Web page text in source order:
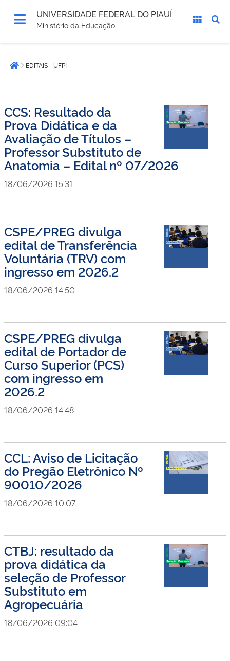
UNIVERSIDADE FEDERAL DO PIAUÍ
Ministério da Educação
está
aqui:Página inicial
EDITAIS - UFPI
CCS: Resultado da
Prova Didática e da
Avaliação de Títulos –
Professor Substituto de
Anatomia – Edital nº 07/2026
18/06/2026 15:31
CSPE/PREG divulga
edital de Transferência
Voluntária (TRV) com
ingresso em 2026.2
18/06/2026 14:50
CSPE/PREG divulga
edital de Portador de
Curso Superior (PCS)
com ingresso em
2026.2
18/06/2026 14:48
CCL: Aviso de Licitação
do Pregão Eletrônico Nº
90010/2026
18/06/2026 10:07
CTBJ: resultado da
prova didática da
seleção de Professor
Substituto em
Agropecuária
18/06/2026 09:04